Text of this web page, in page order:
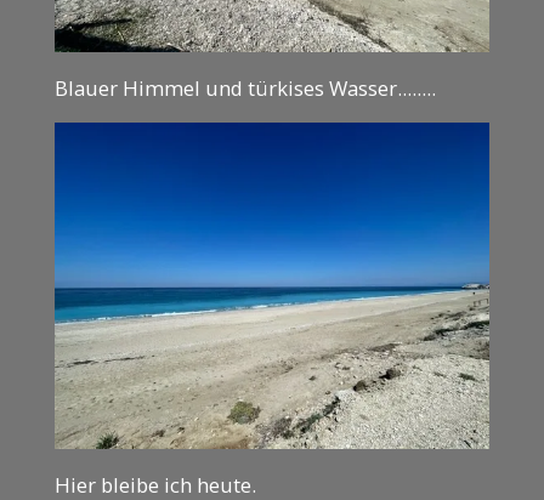
Blauer Himmel und türkises Wasser........
Hier bleibe ich heute.